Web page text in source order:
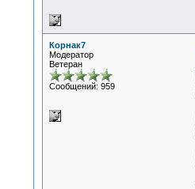
Корнак7
Модератор
Ветеран
Сообщений: 959